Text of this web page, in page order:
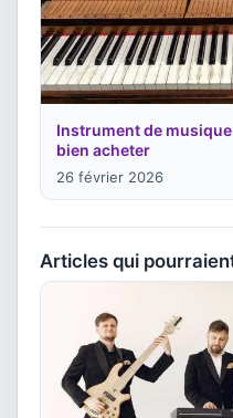
Instrument de
bien acheter
26 février 2026
Articles qui